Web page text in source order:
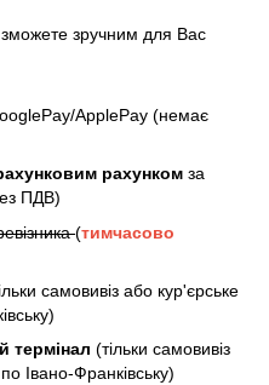
зручним для Вас
ApplePay (немає
рахунком за
ПДВ)
(тимчасово
самовивіз або кур'єрське
термінал (тільки самовивіз
Івано-Франківську)